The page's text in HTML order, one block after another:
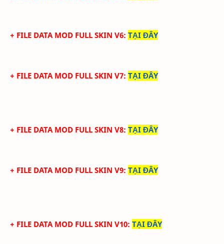
+ FILE DATA MOD FULL SKIN V6: TẠI ĐÂY
+ FILE DATA MOD FULL SKIN V7: TẠI ĐÂY
+ FILE DATA MOD FULL SKIN V8: TẠI ĐÂY
+ FILE DATA MOD FULL SKIN V9: TẠI ĐÂY
+ FILE DATA MOD FULL SKIN V10: TẠI ĐÂY